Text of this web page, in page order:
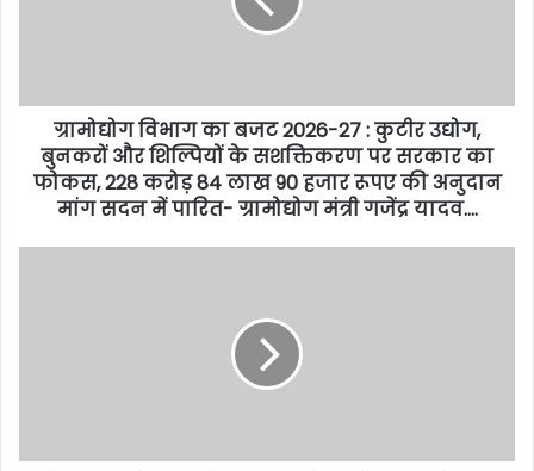
ग्रामोद्योग विभाग का बजट 2026-27 : कुटीर उद्योग,
बुनकरों और शिल्पियों के सशक्तिकरण पर सरकार का
फोकस, 228 करोड़ 84 लाख 90 हजार रूपए की अनुदान
मांग सदन में पारित- ग्रामोद्योग मंत्री गजेंद्र यादव….